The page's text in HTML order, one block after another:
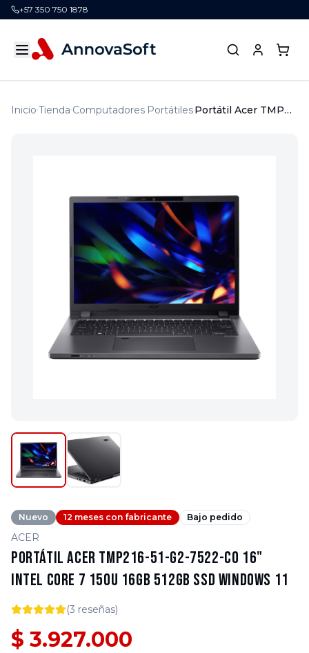
+57 350 750 1878
Inicio Tienda Computadores Portátiles Portátil Acer TMP216-51-G2-7522-CO 16" Intel core 7 150U 16GB 512GB SSD Windows 11
Nuevo 12 meses con fabricante Bajo pedido
ACER
Portátil Acer TMP216-51-G2-7522-CO 16"
Intel core 7 150U 16GB 512GB SSD Windows 11
(3 reseñas)
$ 3.927.000